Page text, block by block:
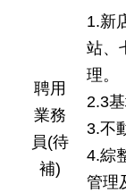
聘用
業務
員(待
補)
1.新
站、
理。
2.3
3.不
4.綜
管理